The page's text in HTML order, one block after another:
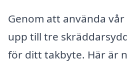
Genom att använda
upp till tre
för ditt takbyte. Här är